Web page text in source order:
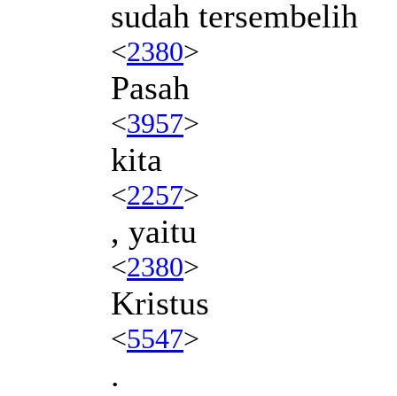
sudah tersembelih
<2380>
Pasah
<3957>
kita
<2257>
, yaitu
<2380>
Kristus
<5547>
.